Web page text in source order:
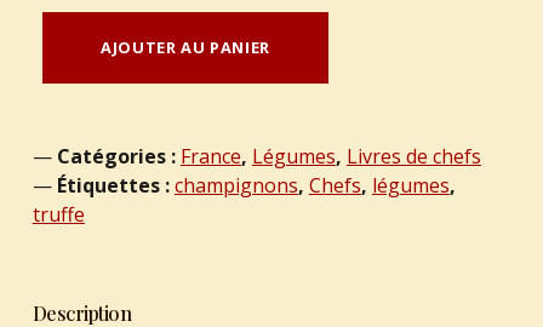
AJOUTER AU PANIER
Catégories : France, Légumes, Livres de chefs
Étiquettes :champignons, Chefs, légumes,
truffe
Description